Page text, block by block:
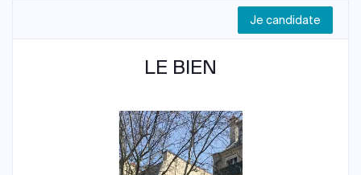
Je candidate
LE BIEN